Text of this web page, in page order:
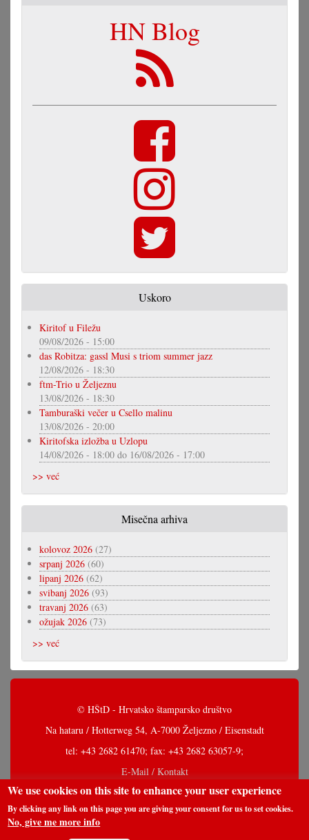
HN Blog
Uskoro
Kiritof u Filežu
09/08/2026 - 15:00
das Robitza: gassl Musi s triom summer jazz
12/08/2026 - 18:30
ftm-Trio u Željeznu
13/08/2026 - 18:30
Tamburaški večer u Csello malinu
13/08/2026 - 20:00
Kiritofska izložba u Uzlopu
14/08/2026 - 18:00 do 16/08/2026 - 17:00
>> već
Misečna arhiva
kolovoz 2026 (27)
srpanj 2026 (60)
lipanj 2026 (62)
svibanj 2026 (93)
travanj 2026 (63)
ožujak 2026 (73)
>> već
© HŠtD - Hrvatsko štamparsko društvo
Na hataru / Hotterweg 54, A-7000 Željezno / Eisenstadt
tel: +43 2682 61470; fax: +43 2682 63057-9;
E-Mail / Kontakt
We use cookies on this site to enhance your user experience
By clicking any link on this page you are giving your consent for us to set cookies.
No, give me more info